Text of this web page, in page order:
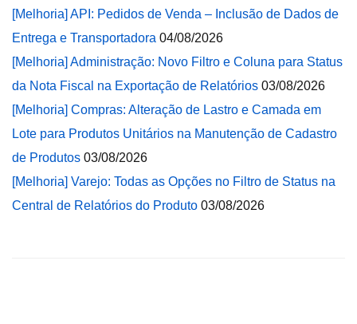
[Melhoria] API: Pedidos de Venda – Inclusão de Dados de
Entrega e Transportadora 04/08/2026
[Melhoria] Administração: Novo Filtro e Coluna para Status
da Nota Fiscal na Exportação de Relatórios 03/08/2026
[Melhoria] Compras: Alteração de Lastro e Camada em
Lote para Produtos Unitários na Manutenção de Cadastro
de Produtos 03/08/2026
[Melhoria] Varejo: Todas as Opções no Filtro de Status na
Central de Relatórios do Produto 03/08/2026